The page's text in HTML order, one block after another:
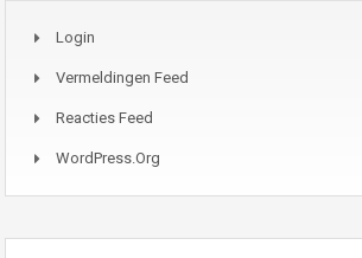
Login
Vermeldingen Feed
Reacties Feed
WordPress.org